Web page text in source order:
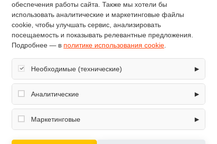
Объём (л)
67
Размораживание
есть
Вертел
нет
Дверца духовки
Телескопические
направляющие
есть
Подсветка камеры
Вентилятор охлаждения
есть
Тип духовки
обеспечения работы сайта. Также мы хотели бы
использовать аналитические и маркетинговые файлы
cookie, чтобы улучшать сервис, анализировать
посещаемость и показывать релевантные предложения.
Подробнее — в политике использования cookie
Необходимые (технические) ▶
Обеспечивают корректную работу сайта: оформление
заказа, корзина, вход в личный кабинет. Без них основные
Аналитические ▶
Собирают обезличенную информацию о посещениях и
использовании сайта (например, счётчики аналитики),
Маркетинговые ▶